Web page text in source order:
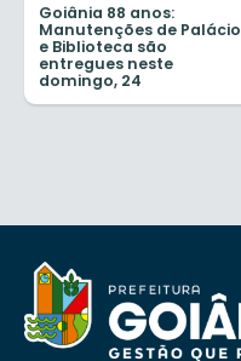
Goiânia 88 anos:
Manutenções de Palácio
e Biblioteca são
entregues neste
domingo, 24